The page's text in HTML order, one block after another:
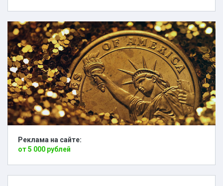
Реклама на сайте:
от 5 000 рублей